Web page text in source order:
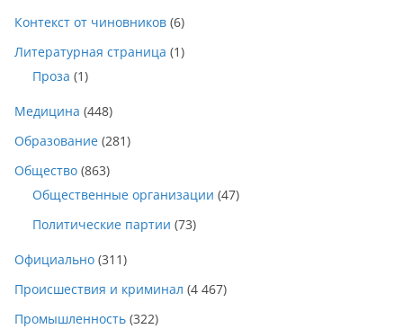
Контекст от чиновников (6)
Литературная страница (1)
Проза (1)
Медицина (448)
Образование (281)
Общество (863)
Общественные организации (47)
Политические партии (73)
Официально (311)
Происшествия и криминал (4 467)
Промышленность (322)